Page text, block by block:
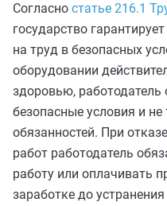
Согласно статье 216.1
государство
на труд в безопасных
оборудовании
здоровью, работодатель
безопасные условия и
обязанностей. При
работ работодатель
работу или оплачивать
заработке до